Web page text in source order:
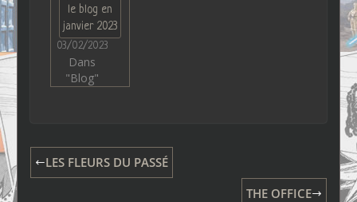
le blog en
janvier 2023
03/02/2023
Dans
"Blog"
LES FLEURS DU PASSÉ
THE OFFICE